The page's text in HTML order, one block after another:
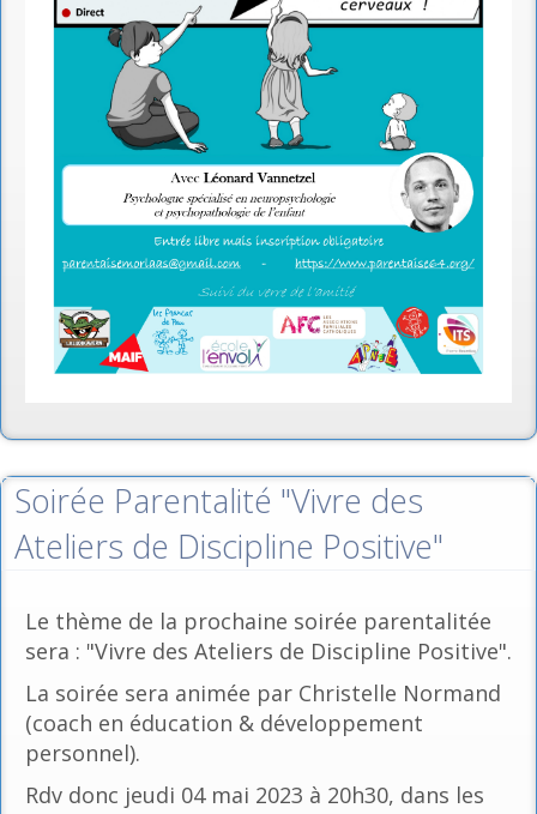
Soirée Parentalité "Vivre des
Ateliers de Discipline Positive"
Le thème de la prochaine soirée parentalitée
sera : "Vivre des Ateliers de Discipline Positive".
La soirée sera animée par Christelle Normand
(coach en éducation & développement
personnel).
Rdv donc jeudi 04 mai 2023 à 20h30, dans les